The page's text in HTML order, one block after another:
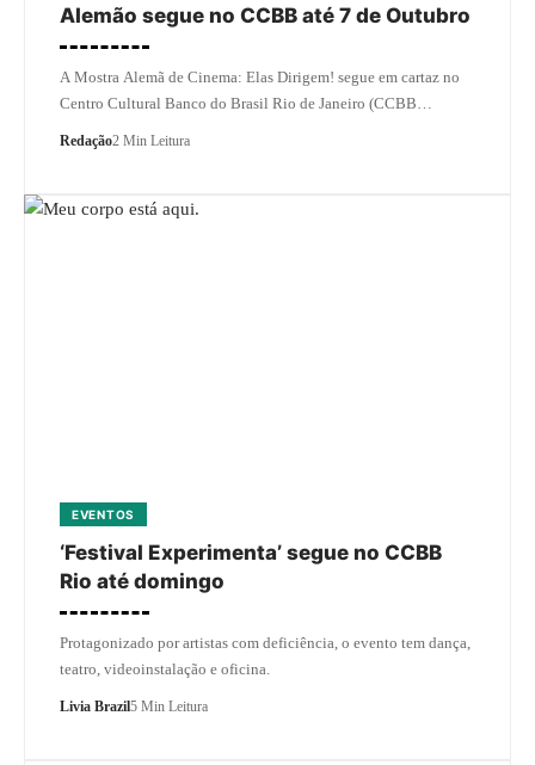
Alemão segue no CCBB até 7 de Outubro
A Mostra Alemã de Cinema: Elas Dirigem! segue em cartaz no
Centro Cultural Banco do Brasil Rio de Janeiro (CCBB…
Redação2 Min Leitura
EVENTOS
‘Festival Experimenta’ segue no CCBB
Rio até domingo
Protagonizado por artistas com deficiência, o evento tem dança,
teatro, videoinstalação e oficina.
Livia Brazil5 Min Leitura